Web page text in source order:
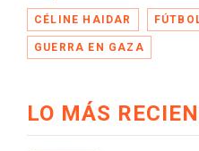
CÉLINE HAIDAR
GUERRA EN GAZA
LO MÁS